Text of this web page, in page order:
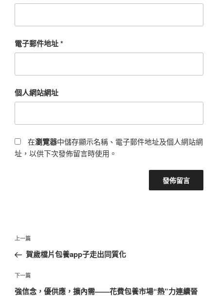
電子郵件地址*
個人網站網址
在瀏覽器中儲存顯示名稱、電子郵件地址及個人網站網
址，以供下次發佈留言時使用。
文
導
覽
上
一
文
章
上一篇
賀歲檔片包養app子走出同質化
下
一
下一篇
強信念，優供應，擴內需——花費包養市場“熱”力連續晉